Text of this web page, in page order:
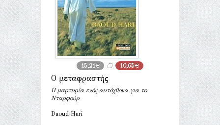
15,21€ 10,65€
Ο μεταφραστής
Η μαρτυρία ενός αυτόχθονα για το
Νταρφούρ
Daoud Hari